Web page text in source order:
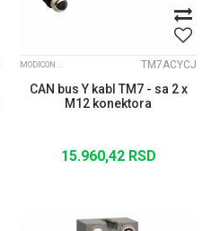
MODICON TM7 IP67 MODULARNI I/O SISTEM TM7ACYCJ
CAN bus Y kabl TM7 - sa 2 x
M12 konektora
15.960,42 RSD